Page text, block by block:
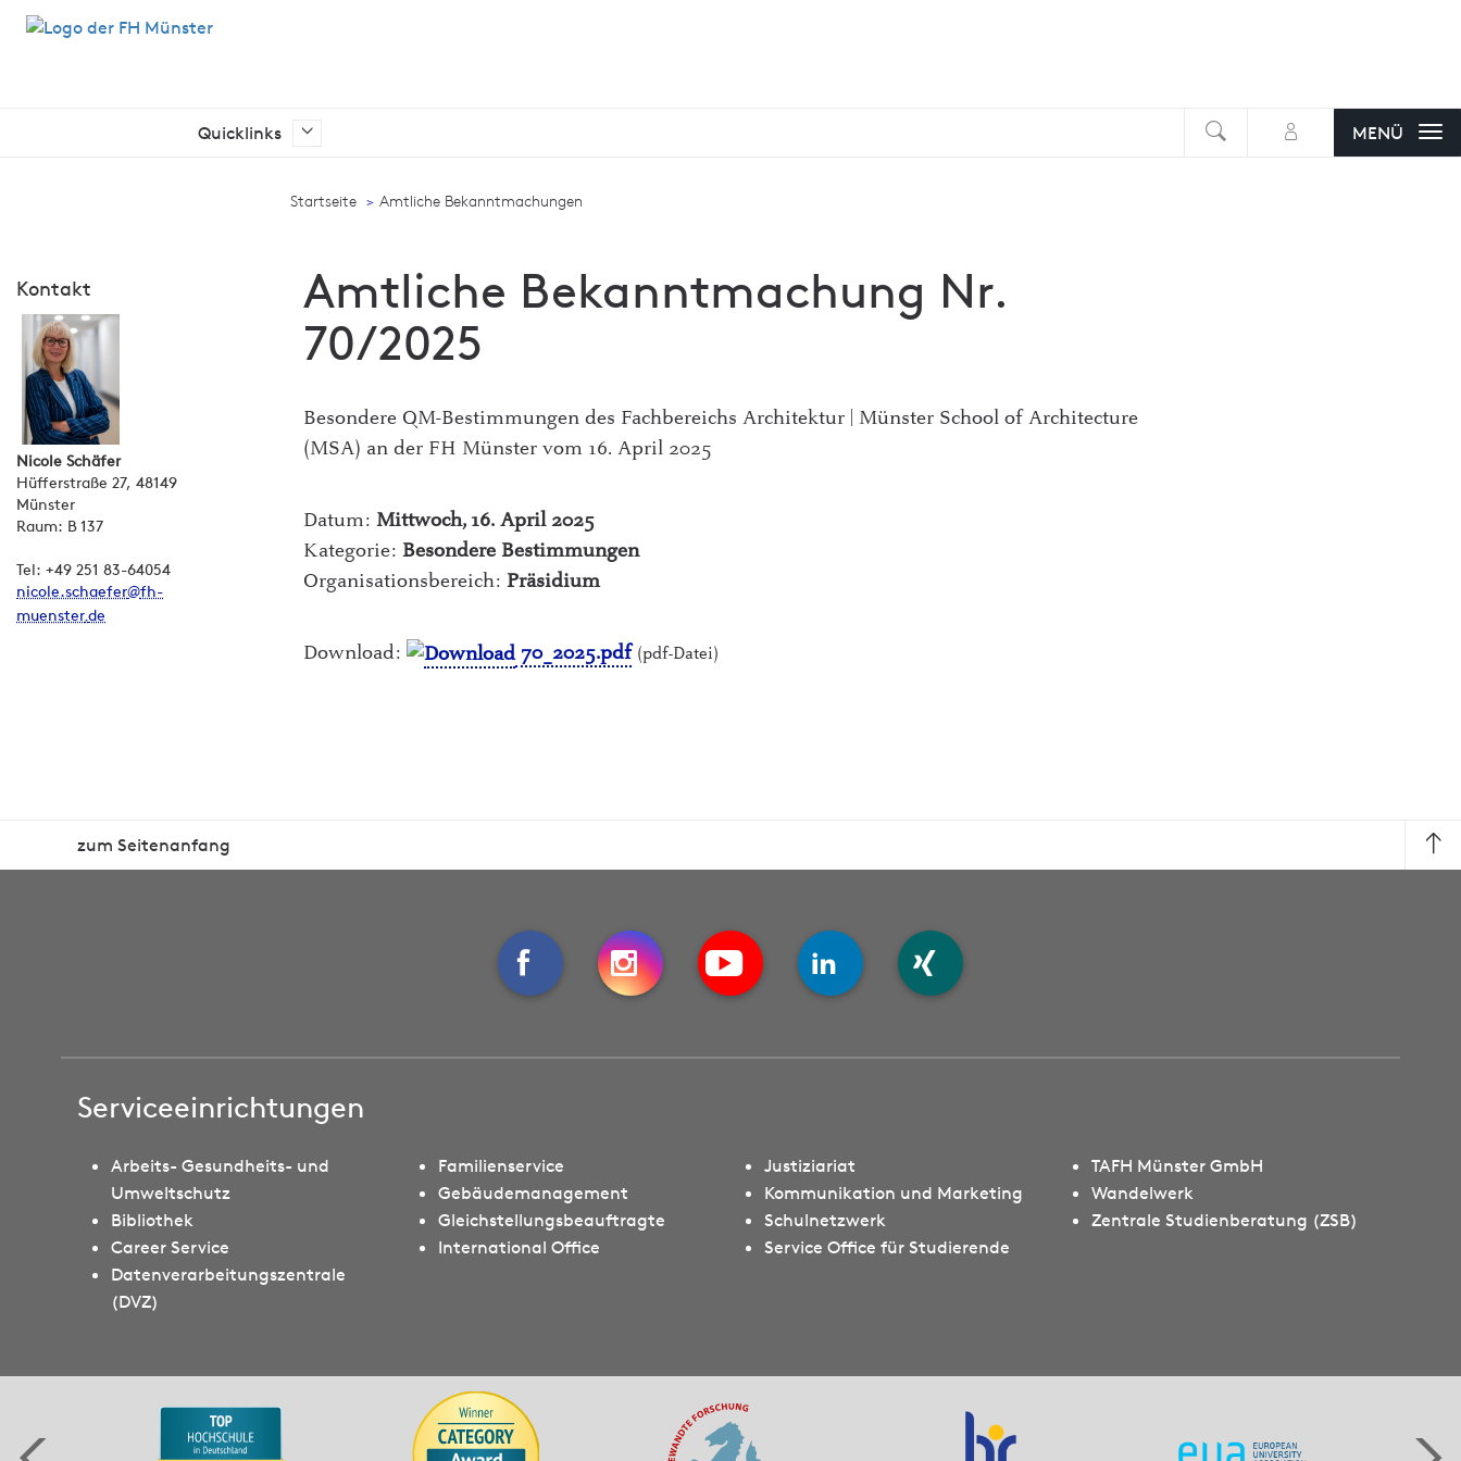
suchen
Quicklinks MENÜ
Startseite Amtliche Bekanntmachungen
Amtliche Bekanntmachung Nr.
70/2025
Besondere QM-Bestimmungen des Fachbereichs Architektur | Münster School of Architecture
(MSA) an der FH Münster vom 16. April 2025
Datum:Mittwoch, 16. April 2025
Kategorie:Besondere Bestimmungen
Organisationsbereich:Präsidium
Download: 70_2025.pdf (pdf-Datei)
Kontakt
Nicole Schäfer
Hüfferstraße 27, 48149
Münster
Raum: B 137
Tel: +49 251 83-64054
nicole.schaefer
fh-
muensterde
zum Seitenanfang
Serviceeinrichtungen
Arbeits- Gesundheits- und
Umweltschutz
Bibliothek
Career Service
Datenverarbeitungszentrale
(DVZ)
Familienservice
Gebäudemanagement
Gleichstellungsbeauftragte
International Office
Justiziariat
Kommunikation und Marketing
Schulnetzwerk
Service Office für Studierende
TAFH Münster GmbH
Wandelwerk
Zentrale Studienberatung (ZSB)